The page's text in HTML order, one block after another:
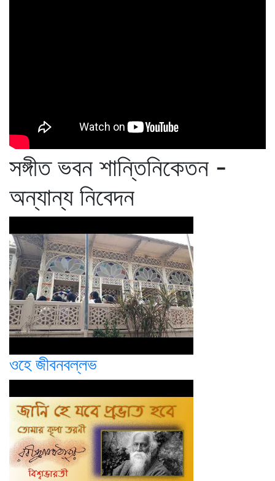
সঙ্গীত ভবন শান্তিনিকেতন -
অন্যান্য নিবেদন
ওহে জীবনবল্লভ